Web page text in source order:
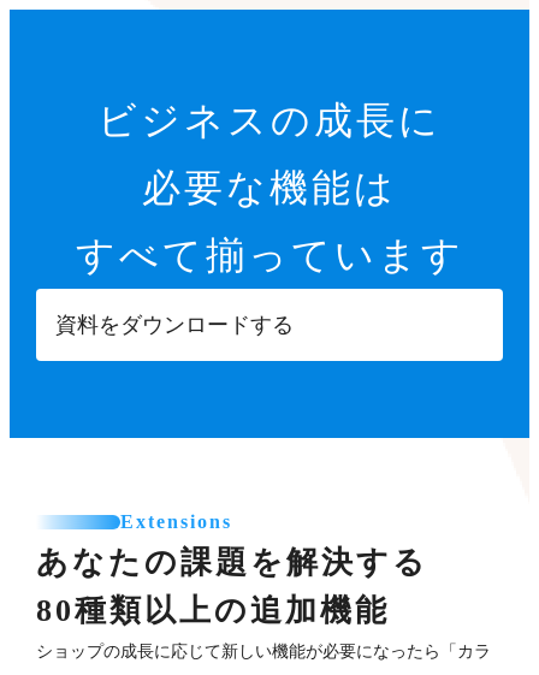
ビジネスの成長に
必要な機能は
すべて揃っています
資料をダウンロードする
Extensions
あなたの課題を解決する
80種類以上の追加機能
ショップの成長に応じて新しい機能が必要になったら「カラ